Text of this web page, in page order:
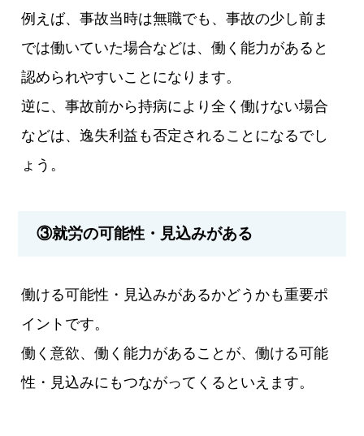
例えば、事故当時は無職でも、事故の少し前ま
では働いていた場合などは、働く能力があると
認められやすいことになります。
逆に、事故前から持病により全く働けない場合
などは、逸失利益も否定されることになるでし
ょう。
③就労の可能性・見込みがある
働ける可能性・見込みがあるかどうかも重要ポ
イントです。
働く意欲、働く能力があることが、働ける可能
性・見込みにもつながってくるといえます。